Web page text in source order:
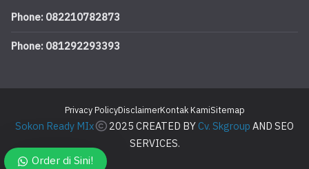
Phone: 082210782873
Phone: 081292293393
Privacy PolicyDisclaimerKontak KamiSitemap
Sokon Ready MIx 2025 CREATED BYCv. SkgroupAND SEO
SERVICES.
Order di Sini!